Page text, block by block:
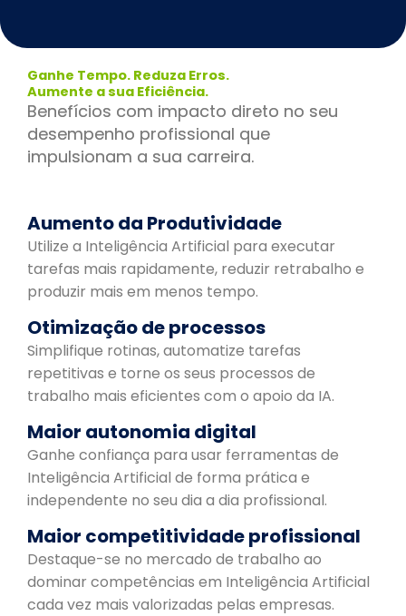
Ganhe Tempo. Reduza Erros.
Aumente a sua Eficiência.
Benefícios com impacto direto no seu
desempenho profissional que
impulsionam a sua carreira.
Aumento da Produtividade
Utilize a Inteligência Artificial para executar
tarefas mais rapidamente, reduzir retrabalho e
produzir mais em menos tempo.
Otimização de processos
Simplifique rotinas, automatize tarefas
repetitivas e torne os seus processos de
trabalho mais eficientes com o apoio da IA.
Maior autonomia digital
Ganhe confiança para usar ferramentas de
Inteligência Artificial de forma prática e
independente no seu dia a dia profissional.
Maior competitividade profissional
Destaque-se no mercado de trabalho ao
dominar competências em Inteligência Artificial
cada vez mais valorizadas pelas empresas.